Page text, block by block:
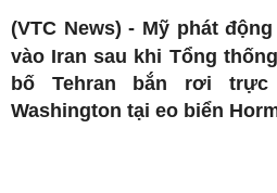
(VTC News) - Mỹ phát
vào Iran sau khi Tổng
bố Tehran bắn rơi trực
Washington tại eo biển